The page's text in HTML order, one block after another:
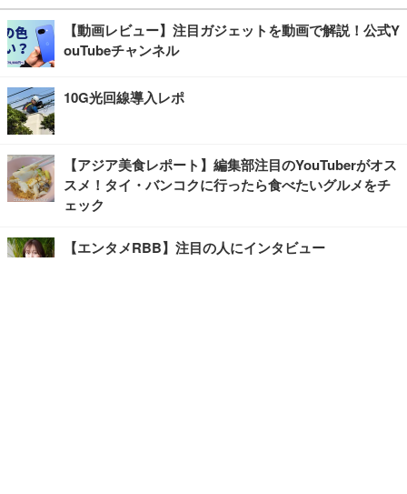
【動画レビュー】注目ガジェットを動画で解説！公式Y
ouTubeチャンネル
10G光回線導入レポ
【アジア美食レポート】編集部注目のYouTuberがオス
スメ！タイ・バンコクに行ったら食べたいグルメをチ
ェック
【エンタメRBB】注目の人にインタビュー